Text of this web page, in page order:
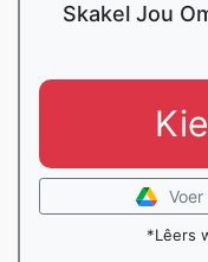
Skakel Jou
*Lêers